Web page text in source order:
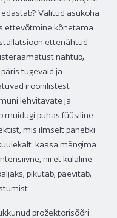
Valitud asukoha
ettevõtmine kõnetama
ettenähtud
nähtub,
tugevaid ja
iroonilistest
lehvitavate ja
muidugi puhas füüsiline
mis ilmselt panebki
kaasa mängima.
nii et külaline
pikutab, päevitab,
prožektorisõõri